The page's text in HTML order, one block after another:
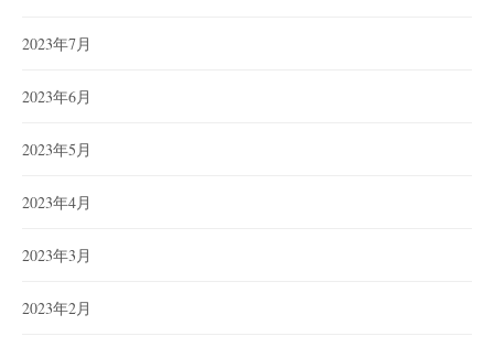
2023年7月
2023年6月
2023年5月
2023年4月
2023年3月
2023年2月